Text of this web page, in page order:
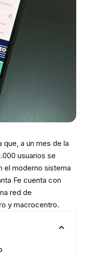
que, a un mes de la
usuarios se
el moderno sistema
Fe cuenta con
red de
y macrocentro.